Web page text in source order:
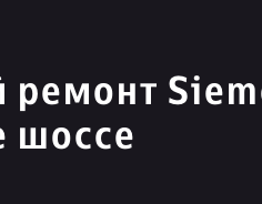
ремонт
шоссе